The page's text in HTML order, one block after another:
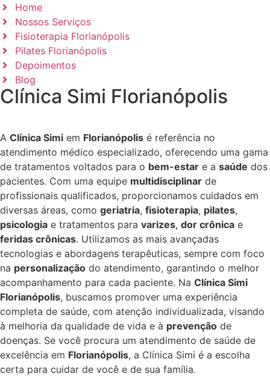
Home
Nossos Serviços
Fisioterapia Florianópolis
Pilates Florianópolis
Depoimentos
Blog
Clínica Simi Florianópolis
A Clínica Simi em Florianópolis é referência no
atendimento médico especializado, oferecendo uma gama
de tratamentos voltados para o bem-estar e a saúde dos
pacientes. Com uma equipe multidisciplinar de
profissionais qualificados, proporcionamos cuidados em
diversas áreas, como geriatria, fisioterapia, pilates,
psicologia e tratamentos para varizes, dor crônica e
feridas crônicas. Utilizamos as mais avançadas
tecnologias e abordagens terapêuticas, sempre com foco
na personalização do atendimento, garantindo o melhor
acompanhamento para cada paciente. Na Clínica Simi
Florianópolis, buscamos promover uma experiência
completa de saúde, com atenção individualizada, visando
à melhoria da qualidade de vida e à prevenção de
doenças. Se você procura um atendimento de saúde de
excelência em Florianópolis, a Clínica Simi é a escolha
certa para cuidar de você e de sua família.